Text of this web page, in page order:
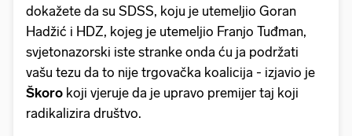
dokažete da su SDSS, koju je utemeljio Goran
Hadžić i HDZ, kojeg je utemeljio Franjo Tuđman,
svjetonazorski iste stranke onda ću ja podržati
vašu tezu da to nije trgovačka koalicija - izjavio je
Škoro koji vjeruje da je upravo premijer taj koji
radikalizira društvo.